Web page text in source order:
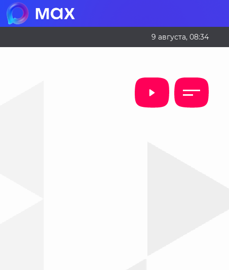
9 августа, 08:34